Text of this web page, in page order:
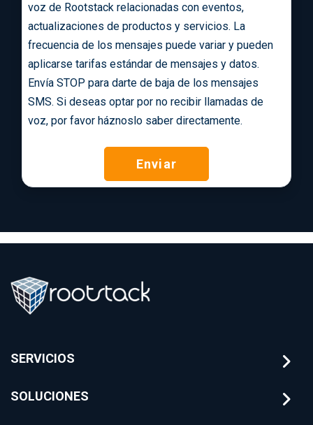
voz de Rootstack relacionadas con eventos,
actualizaciones de productos y servicios. La
frecuencia de los mensajes puede variar y pueden
aplicarse tarifas estándar de mensajes y datos.
Envía STOP para darte de baja de los mensajes
SMS. Si deseas optar por no recibir llamadas de
voz, por favor háznoslo saber directamente.
Enviar
SERVICIOS
SOLUCIONES